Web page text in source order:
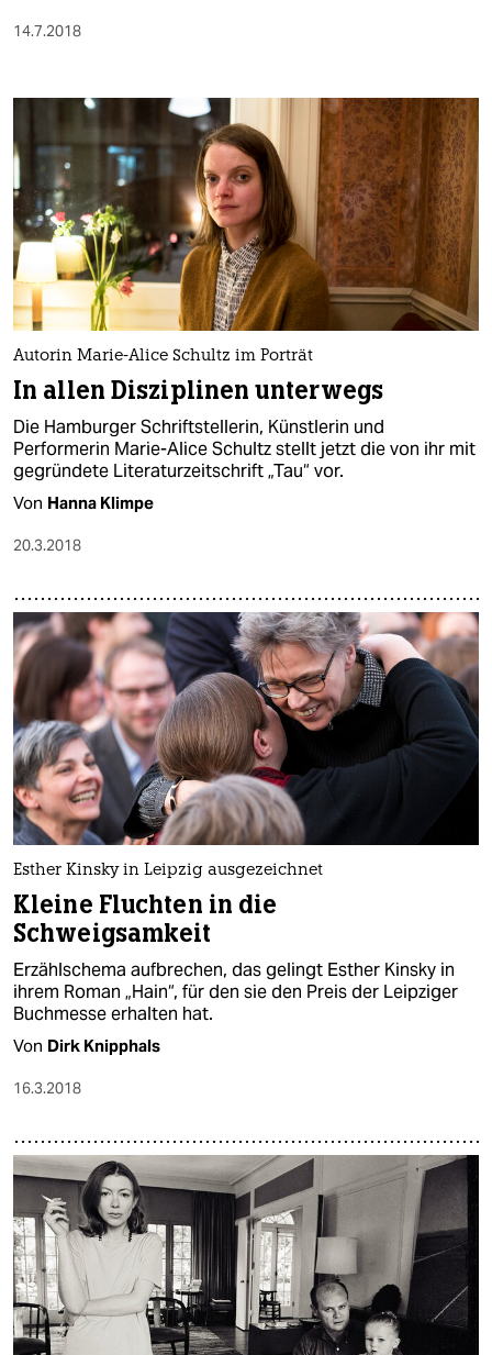
14.7.2018
Autorin Marie-Alice Schultz im Porträt
In allen Disziplinen unterwegs
Die Hamburger Schriftstellerin, Künstlerin und
Performerin Marie-Alice Schultz stellt jetzt die von ihr mit
gegründete Literaturzeitschrift „Tau“ vor.
Von Hanna Klimpe
20.3.2018
Esther Kinsky in Leipzig ausgezeichnet
Kleine Fluchten in die
Schweigsamkeit
Erzählschema aufbrechen, das gelingt Esther Kinsky in
ihrem Roman „Hain“, für den sie den Preis der Leipziger
Buchmesse erhalten hat.
Von Dirk Knipphals
16.3.2018